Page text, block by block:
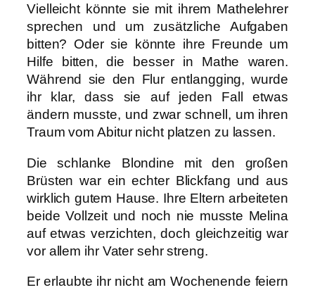
Vielleicht könnte sie mit ihrem Mathelehrer
sprechen und um zusätzliche Aufgaben
bitten? Oder sie könnte ihre Freunde um
Hilfe bitten, die besser in Mathe waren.
Während sie den Flur entlangging, wurde
ihr klar, dass sie auf jeden Fall etwas
ändern musste, und zwar schnell, um ihren
Traum vom Abitur nicht platzen zu lassen.
Die schlanke Blondine mit den großen
Brüsten war ein echter Blickfang und aus
wirklich gutem Hause. Ihre Eltern arbeiteten
beide Vollzeit und noch nie musste Melina
auf etwas verzichten, doch gleichzeitig war
vor allem ihr Vater sehr streng.
Er erlaubte ihr nicht am Wochenende feiern